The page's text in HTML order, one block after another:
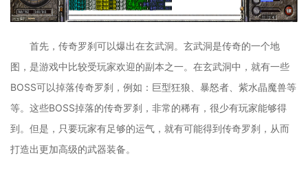
首先，传奇罗刹可以爆出在玄武洞。玄武洞是传奇的一个地
图，是游戏中比较受玩家欢迎的副本之一。在玄武洞中，就有一些
BOSS可以掉落传奇罗刹，例如：巨型狂狼、暴怒者、紫水晶魔兽等
等。这些BOSS掉落的传奇罗刹，非常的稀有，很少有玩家能够得
到。但是，只要玩家有足够的运气，就有可能得到传奇罗刹，从而
打造出更加高级的武器装备。